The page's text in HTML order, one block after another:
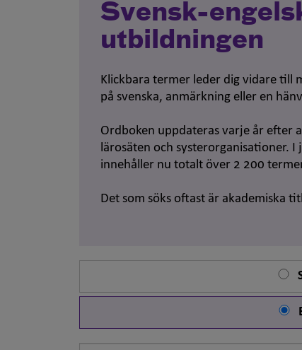
Svensk-
utbildningen
Klickbara termer leder dig vidare till
på svenska, anmärkning eller en
Ordboken uppdateras varje år efter
lärosäten och systerorganisationer.
innehåller nu totalt över 2 200
Det som söks oftast är akademiska